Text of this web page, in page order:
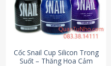
Cốc Snail Cup Silicon Trong
Suốt – Thăng Hoa Cảm